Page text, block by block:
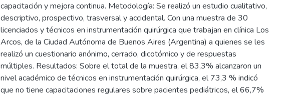
capacitación y mejora continua. Metodología: Se realizó un estudio cualitativo,
descriptivo, prospectivo, trasversal y accidental. Con una muestra de 30
licenciados y técnicos en instrumentación quirúrgica que trabajan en clínica Los
Arcos, de la Ciudad Autónoma de Buenos Aires (Argentina) a quienes se les
realizó un cuestionario anónimo, cerrado, dicotómico y de respuestas
múltiples. Resultados: Sobre el total de la muestra, el 83,3% alcanzaron un
nivel académico de técnicos en instrumentación quirúrgica, el 73,3 % indicó
que no tiene capacitaciones regulares sobre pacientes pediátricos, el 66,7%